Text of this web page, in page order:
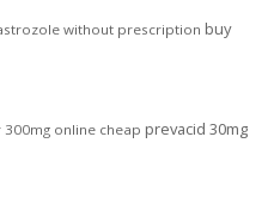
without prescription buy
online cheap prevacid 30mg